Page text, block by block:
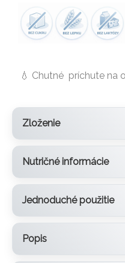
💧 Chutné príchute na
Zloženie
Nutričné informácie
Jednoduché použitie
Popis